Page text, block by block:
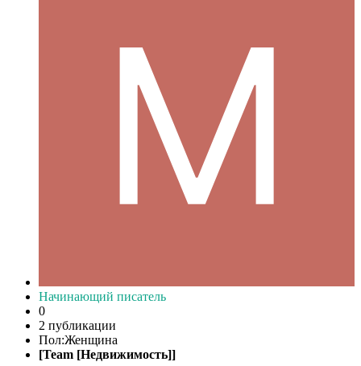
Начинающий писатель
0
2 публикации
Пол:Женщина
[Team [Недвижимость]]